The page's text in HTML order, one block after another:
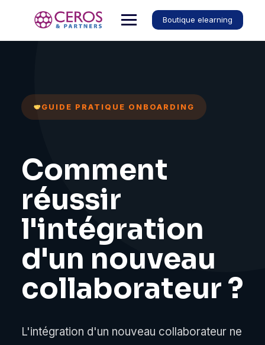
Boutique elearning
GUIDE PRATIQUE ONBOARDING
Comment
réussir
l'intégration
d'un nouveau
collaborateur ?
L'intégration d'un nouveau collaborateur ne